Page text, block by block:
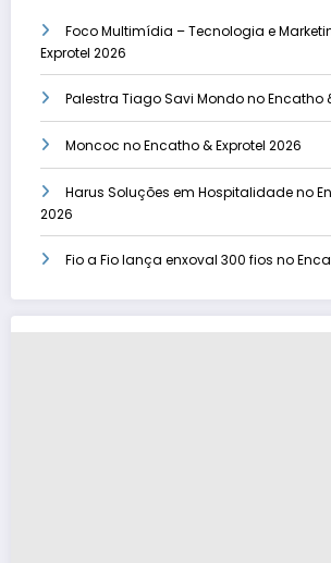
Foco Multimídia – Tecnologia e
Exprotel 2026
Palestra Tiago Savi Mondo no Encatho
Moncoc no Encatho & Exprotel 2026
Harus Soluções em Hospitalidade no
2026
Fio a Fio lança enxoval 300 fios no